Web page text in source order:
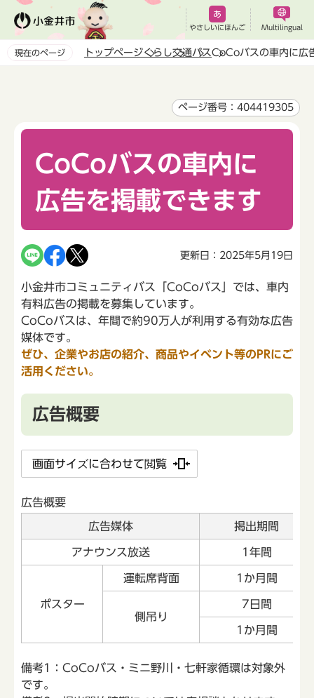
ペ
やさしいにほんご Multilingual
現在のページ トップページくらし交通バスCoCoバスの車内に広
ページ番号：404419305
CoCoバスの車内に
広告を掲載できます
更新日：2025年5月19日
小金井市コミュニティバス「CoCoバス」では、車内
有料広告の掲載を募集しています。
CoCoバスは、年間で約90万人が利用する有効な広告
媒体です。
ぜひ、企業やお店の紹介、商品やイベント等のPRにご
活用ください。
広告概要
画面サイズに合わせて閲覧
広告概要
広告媒体 掲出期間
アナウンス放送 1年間
ポスター
運転席背面 1か月間
側吊り
7日間
1か月間
備考1：CoCoバス・ミニ野川・七軒家循環は対象外
です。